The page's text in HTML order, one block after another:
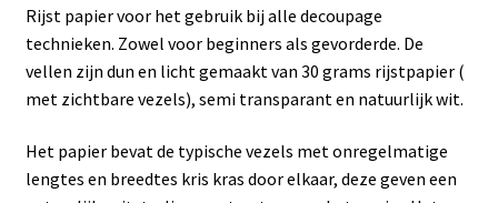
Rijst papier voor het gebruik bij alle decoupage
technieken. Zowel voor beginners als gevorderde. De
vellen zijn dun en licht gemaakt van 30 grams rijstpapier (
met zichtbare vezels), semi transparant en natuurlijk wit.
Het papier bevat de typische vezels met onregelmatige
lengtes en breedtes kris kras door elkaar, deze geven een